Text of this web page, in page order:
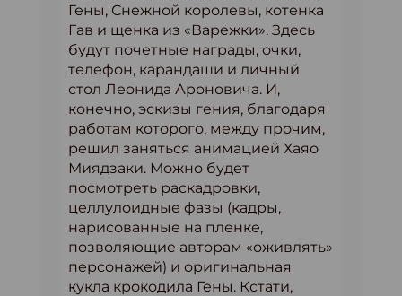
Гены, Снежной королевы, котенка
Гав и щенка из «Варежки». Здесь
будут почетные награды, очки,
телефон, карандаши и личный
стол Леонида Ароновича. И,
конечно, эскизы гения, благодаря
работам которого, между прочим,
решил заняться анимацией Хаяо
Миядзаки. Можно будет
посмотреть раскадровки,
целлулоидные фазы (кадры,
нарисованные на пленке,
позволяющие авторам «оживлять»
персонажей) и оригинальная
кукла крокодила Гены. Кстати,